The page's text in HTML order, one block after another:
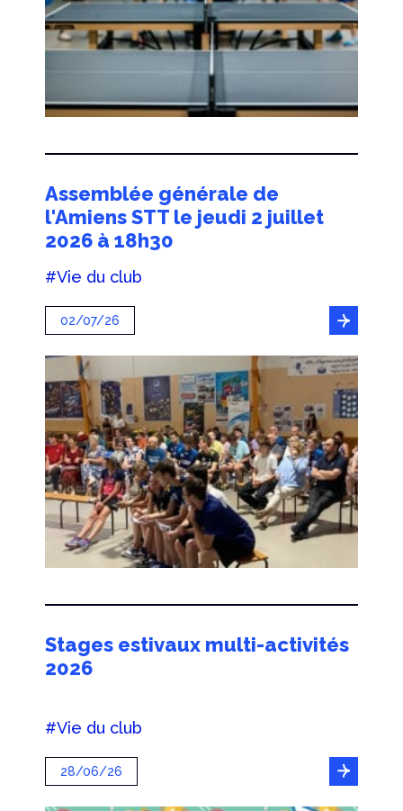
Assemblée générale de
l'Amiens STT le jeudi 2 juillet
2026 à 18h30
#Vie du club
02/07/26
Stages estivaux multi-activités
2026
#Vie du club
28/06/26